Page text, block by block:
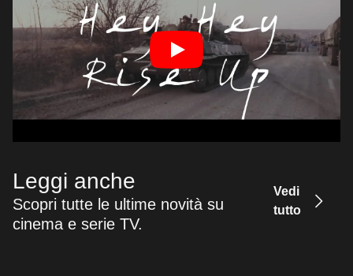
Leggi anche
Scopri tutte le ultime novità su
cinema e serie TV.
Vedi
tutto